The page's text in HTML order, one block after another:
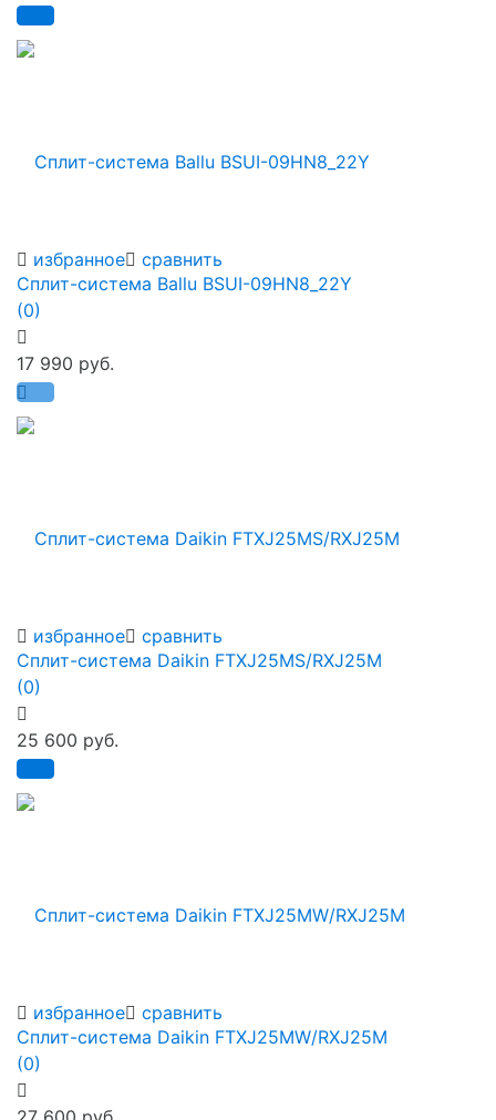
избранное сравнить
избранное сравнить
Сплит-система Ballu BSUI-09HN8_22Y
(0)
17 990 руб.
избранное сравнить
Сплит-система Daikin FTXJ25MS/RXJ25M
(0)
25 600 руб.
Сплит-система Daikin FTXJ25MW/RXJ25M
(0)